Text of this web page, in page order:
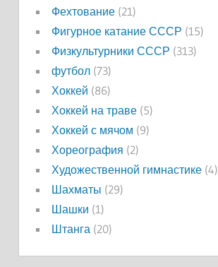
Фехтование(21)
Фигурное катание СССР (15)
Физкультурники СССР (313)
футбол(73)
Хоккей (86)
Хоккей на траве(5)
Хоккей с мячом (9)
Хореография (2)
Художественной гимнастике(4)
Шахматы (29)
Шашки (1)
Штанга(20)